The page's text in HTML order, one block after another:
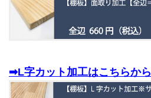
➡L字カット加工はこちらから